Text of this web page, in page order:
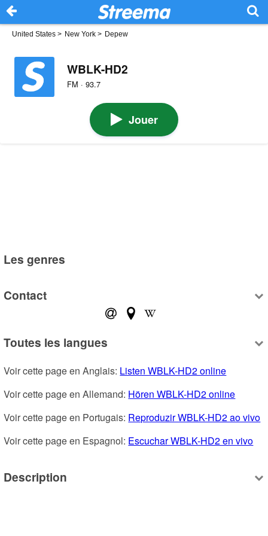
United States > New York > Depew
WBLK-HD2
FM · 93.7
Jouer
Les genres
Contact
Toutes les langues
Voir cette page en Anglais: Listen WBLK-HD2 online
Voir cette page en Allemand: Hören WBLK-HD2 online
Voir cette page en Portugais: Reproduzir WBLK-HD2 ao vivo
Voir cette page en Espagnol: Escuchar WBLK-HD2 en vivo
Description